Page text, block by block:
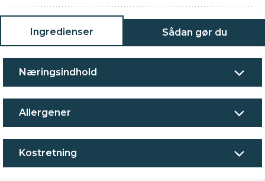
Ingredienser Sådan gør du
Næringsindhold
Allergener
Kostretning